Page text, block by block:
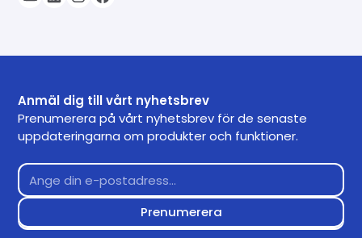
Anmäl dig till vårt nyhetsbrev
Prenumerera på vårt nyhetsbrev för de senaste
uppdateringarna om produkter och funktioner.